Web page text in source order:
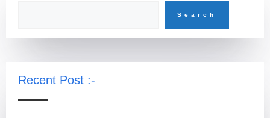
Search
Recent Post :-